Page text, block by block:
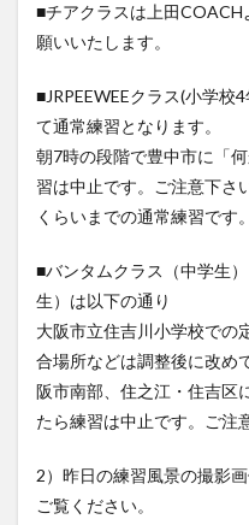
■チアクラスは上田
願いいたします。
■JRPEEWEEクラス(小学校
て通常練習となります。
朝7時の段階で豊中市に「
習は中止です。ご注意下さ
くらいまでの通常練習です。
■バンタムクラス（中学生
生）は以下の通り
大阪市立住吉川小学校での
合場所などは調整後に改め
阪市南部、住之江・住吉区
たら練習は中止です。ご注
2）昨日の練習風景の撮影
ご覧ください。